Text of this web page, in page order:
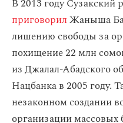
В 2013 году Сузакский
приговорилЖаныша
лишению свободы за
похищение 22 млн
из Джалал-Абадского
Нацбанка в 2005 году.
незаконном создании
организации массовых